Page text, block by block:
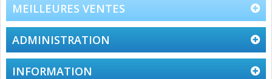
MEILLEURES VENTES
ADMINISTRATION
INFORMATION